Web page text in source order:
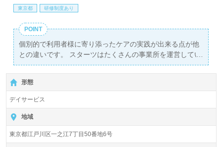
東京都 研修制度あり
POINT
個別的で利用者様に寄り添ったケアの実践が出来る点が他
との違いです。 スターツはたくさんの事業所を運営してい
るから、困った時も助け合えて心配ありません！ 『この街
に住んで良かった』と思える街を創り上げるスターツ。そ
の街に必要な介護を創り上げるのは、私たちです。
形態
デイサービス
地域
東京都江戸川区一之江7丁目50番地6号